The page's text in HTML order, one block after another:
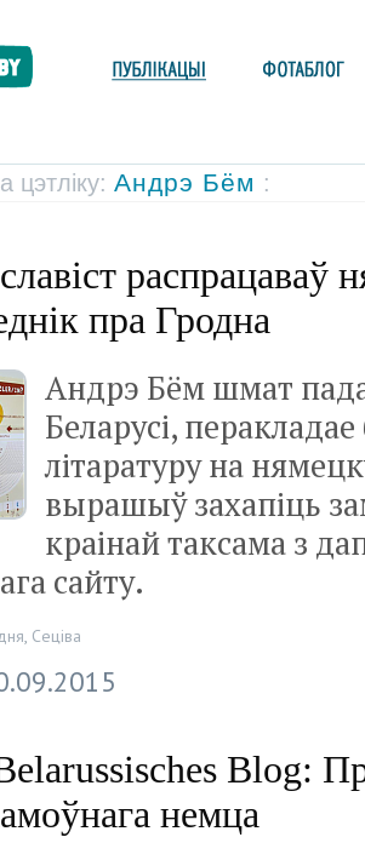
цэтліку: Андрэ Бём :
распрацаваў
пра Гродна
Андрэ Бём шмат
Беларусі,
літаратуру на
вырашыў захапіць
краінай таксама з
сайту.
, Сеціва
Blog:
немца